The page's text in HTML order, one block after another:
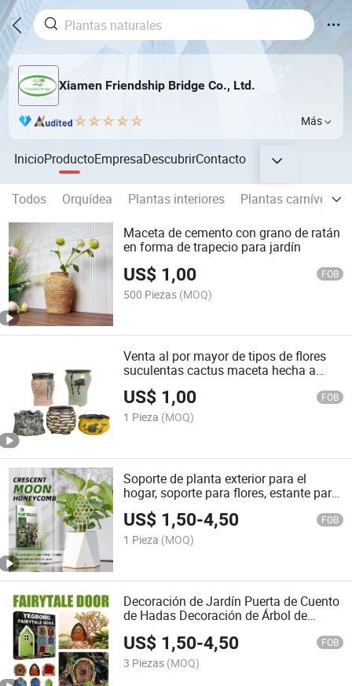
Xiamen Friendship Bridge Co., Ltd.
Más
InicioProductoEmpresaDescubrirContacto
Todos Orquídea Plantas interiores
Plantas carnívoras
Maceta de cemento con grano de ratán
en forma de trapecio para jardín
US$ 1,00 FOB
500 Piezas (MOQ)
Venta al por mayor de tipos de flores
suculentas cactus maceta hecha a
mano DIY
US$ 1,00 FOB
1 Pieza (MOQ)
Soporte de planta exterior para el
hogar, soporte para flores, estante para
arreglos florales, soporte para
enredaderas, soporte de jardinería
US$ 1,50-4,50 FOB
1 Pieza (MOQ)
Decoración de Jardín Puerta de Cuento
de Hadas Decoración de Árbol de
Decoración de Enano Puerta de Cuento
de Hadas
US$ 1,50-4,50 FOB
3 Piezas (MOQ)